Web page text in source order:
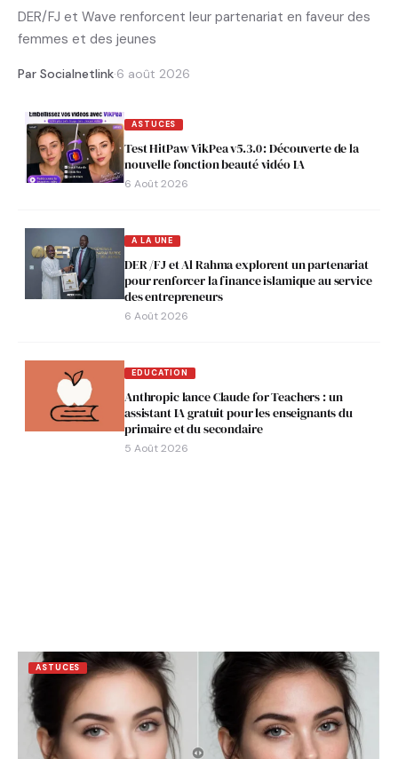
DER/FJ et Wave renforcent leur partenariat en faveur des
femmes et des jeunes
Par Socialnetlink·6 août 2026
ASTUCES
Test HitPaw VikPea v5.3.0 : Découverte de la
nouvelle fonction beauté vidéo IA
6 Août 2026
A LA UNE
DER /FJ et Al Rahma explorent un partenariat
pour renforcer la finance islamique au service
des entrepreneurs
6 Août 2026
EDUCATION
Anthropic lance Claude for Teachers : un
assistant IA gratuit pour les enseignants du
primaire et du secondaire
5 Août 2026
ASTUCES